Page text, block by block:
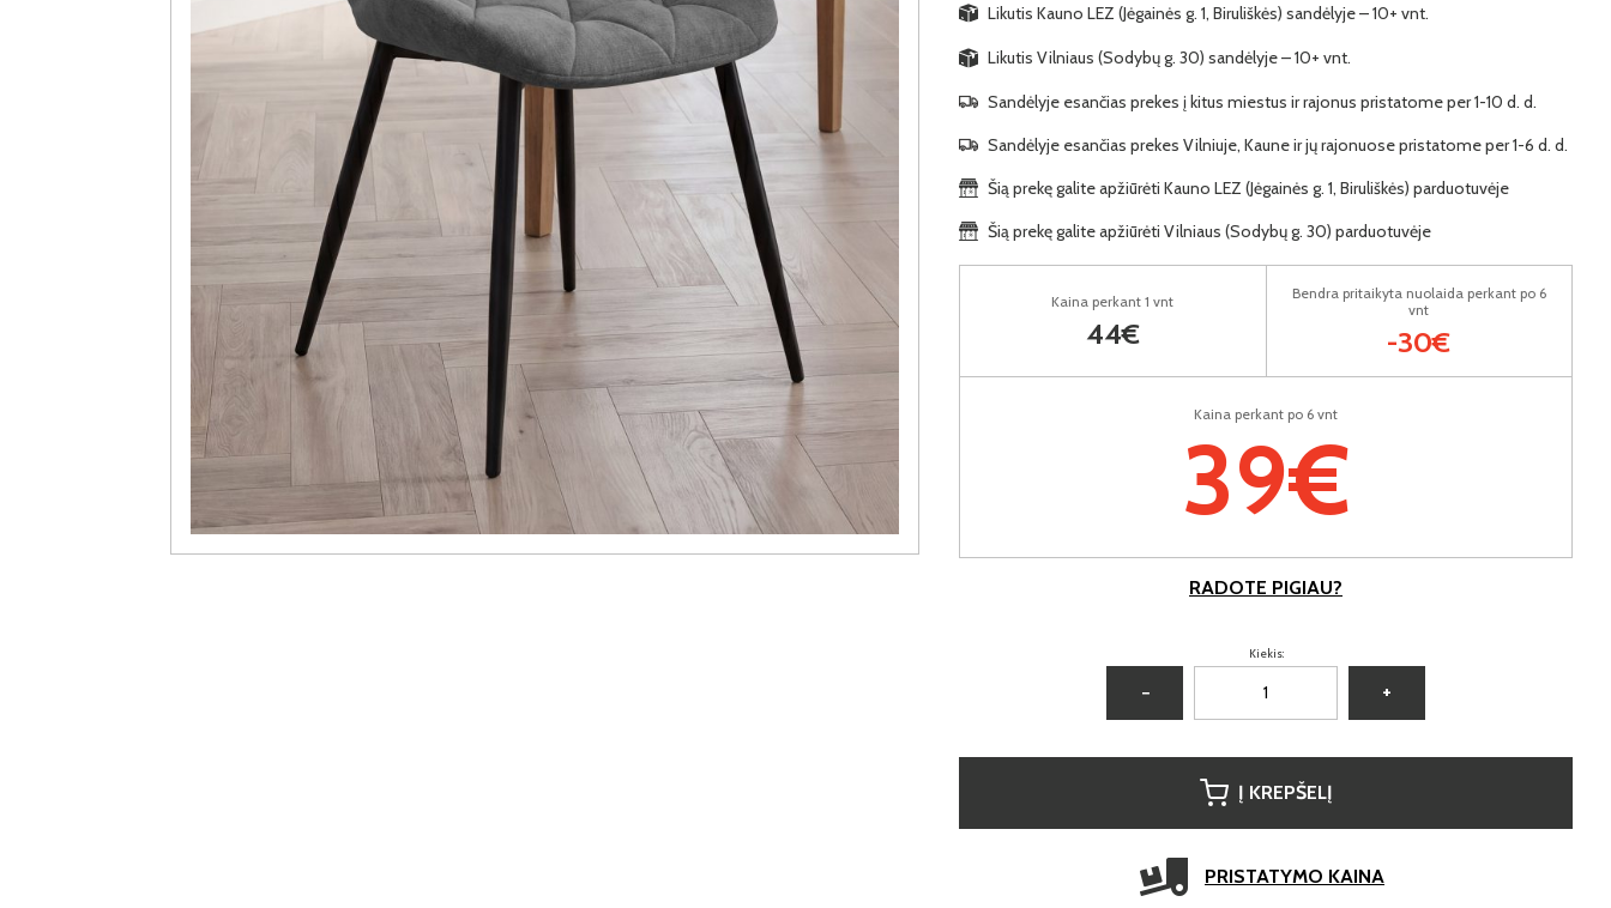
Likutis Kauno LEZ (Jėgainės g. 1, Biruliškės) sandėlyje – 10+ vnt.
Likutis Vilniaus (Sodybų g. 30) sandėlyje – 10+ vnt.
Sandėlyje esančias prekes į kitus miestus ir rajonus pristatome per 1-10 d. d.
Sandėlyje esančias prekes Vilniuje, Kaune ir jų rajonuose pristatome per 1-6 d. d.
Šią prekę galite apžiūrėti Kauno LEZ (Jėgainės g. 1, Biruliškės) parduotuvėje
Šią prekę galite apžiūrėti Vilniaus (Sodybų g. 30) parduotuvėje
Kaina perkant po 6 vnt
39€
Kaina perkant 1 vnt
44€
Bendra pritaikyta nuolaida perkant po 6
vnt
-30€
RADOTE PIGIAU?
Kiekis:
− +
Į KREPŠELĮ
PRISTATYMO KAINA